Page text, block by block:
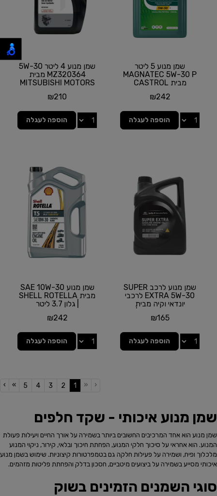
שמן מנוע 5 ליטר
MAGNATEC 5W-30 P
מבית CASTROL
₪242
הוספה לעגלה
שמן מנוע 4 ליטר 5W-30
MZ320364 מבית
MITSUBISHI MOTORS
₪210
הוספה לעגלה
שמן מנוע לרכב SUPER
EXTRA 5W-30 לרכבי
יונדאי וקיה מבית
4...
₪165
הוספה לעגלה
שמן מנוע SAE 10W-30
מבית SHELL ROTELLA
| גלון 3.7 ליטר
₪242
הוספה לעגלה
‹
«
1
(current)
2
3
4
5
»
›
שמן מנוע איכותי - שקד חלפים
שמן מנוע הוא אחד המרכיבים החשובים ביותר בשמירה על אורך החיים ויעילות פעולת
המנוע. הוא אחראי על סיכוך חלקי המנוע, הפחתת חיכוך ובלאי, קירור, ניקוי המנוע
מלכלוך ופיח, ושמירה על פעילות חלקה גם בטמפרטורות קיצוניות. שימוש בשמן מנוע
איכותי מסייע בשמירה על ביצועים מיטביים, חסכון בדלק והפחתת פליטות מזהמים.
סוגי השמנים הזמינים בשוק